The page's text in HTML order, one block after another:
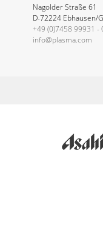
Nagolder Straße 61
D-72224 Ebhausen/
+49 (0)7458 99931 -
info@plasma.com